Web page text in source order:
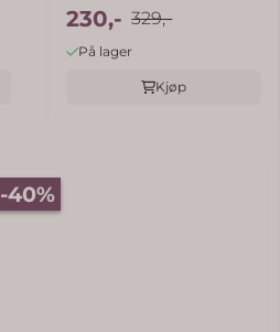
joggebukse - adobe ...
230,- 329,-
På lager
Kjøp
-40%